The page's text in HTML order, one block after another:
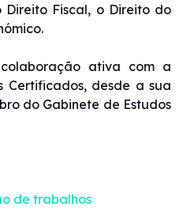
Fiscal, o Direito do
ativa com a
Certificados, desde a sua
do Gabinete de Estudos
de trabalhos